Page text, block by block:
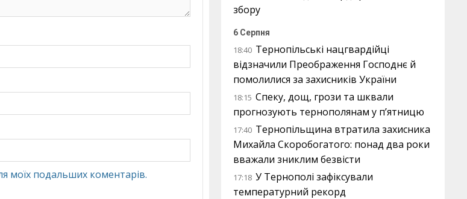
моїх подальших коментарів.
збору
6 Серпня
18:40 Тернопільські нацгвардійці
відзначили Преображення Господнє й
помолилися за захисників України
18:15 Спеку, дощ, грози та шквали
прогнозують тернополянам у п’ятницю
17:40 Тернопільщина втратила захисника
Михайла Скоробогатого: понад два роки
вважали зниклим безвісти
17:18 У Тернополі зафіксували
температурний рекорд